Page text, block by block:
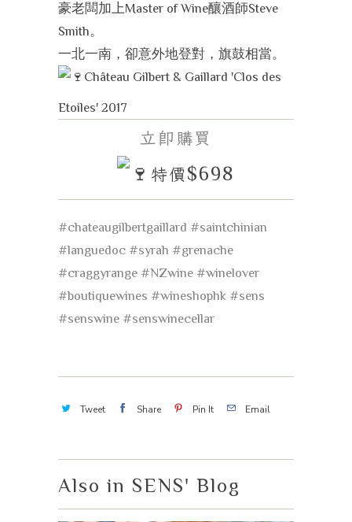
豪老闆加上Master of Wine釀酒師Steve
Smith。
一北一南，卻意外地登對，旗鼓相當。
Château Gilbert & Gaillard 'Clos des
Etoiles' 2017
立即購買
特價$698
#chateaugilbertgaillard #saintchinian
#languedoc #syrah #grenache
#craggyrange #NZwine #winelover
#boutiquewines #wineshophk #sens
#senswine #senswinecellar
Tweet Share Pin It Email
Also in SENS' Blog